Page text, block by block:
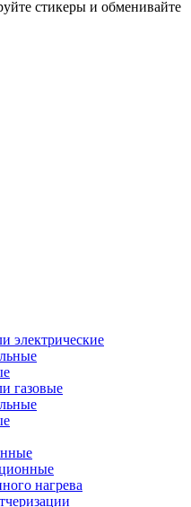
стикеры и обменивайте
электрические
газовые
нагрева